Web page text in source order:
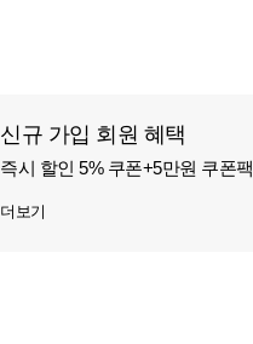
신규 가입 회원 혜택
즉시 할인 5% 쿠폰+5만원 쿠폰팩
더보기